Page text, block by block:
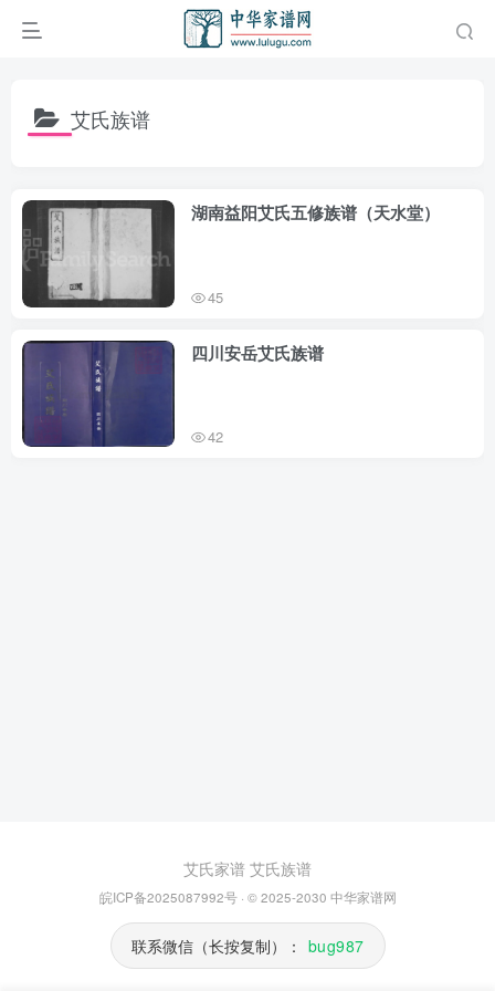
艾氏族谱
湖南益阳艾氏五修族谱（天水堂）
45
四川安岳艾氏族谱
42
艾氏家谱 艾氏族谱
皖ICP备2025087992号· © 2025-2030 中华家谱网
联系微信（长按复制）： bug987